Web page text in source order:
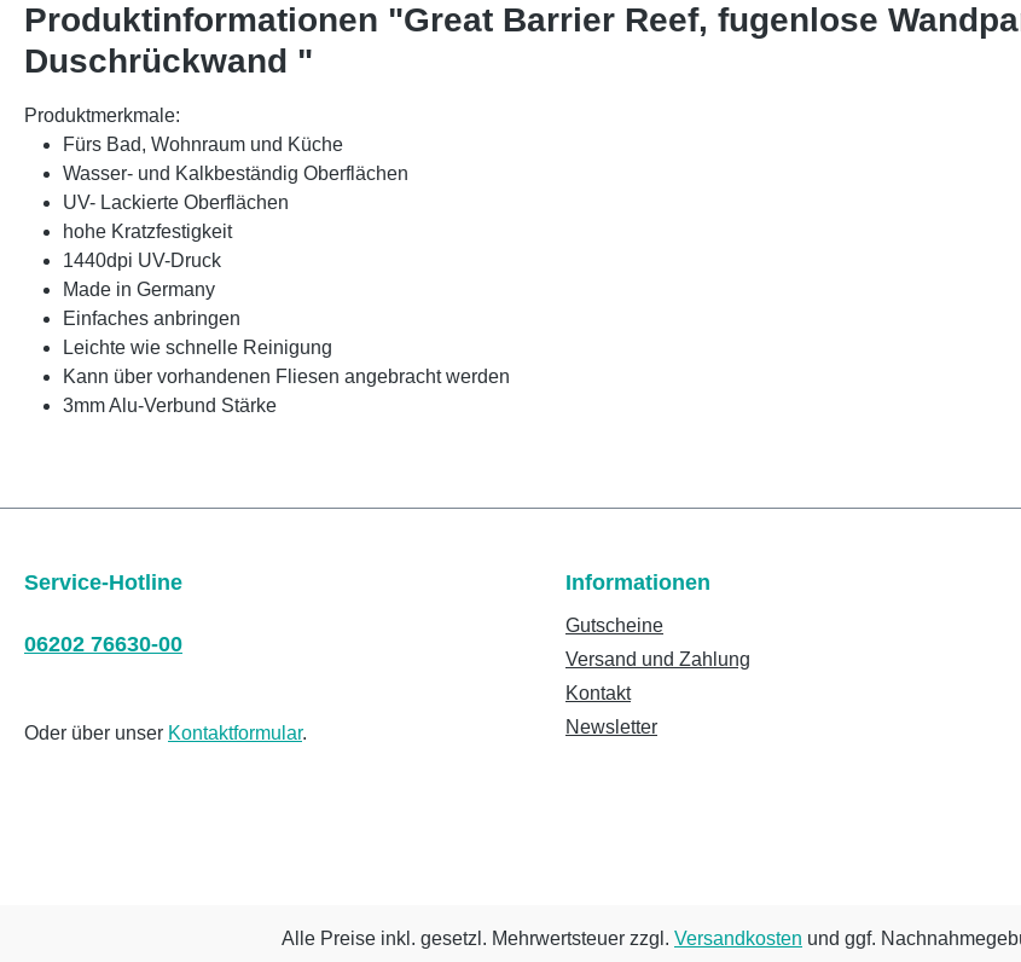
Produktinformationen "Great Barrier Reef, fugenlose
Duschrückwand "
Produktmerkmale:
Fürs Bad, Wohnraum und Küche
Wasser- und Kalkbeständig Oberflächen
UV- Lackierte Oberflächen
hohe Kratzfestigkeit
1440dpi UV-Druck
Made in Germany
Einfaches anbringen
Leichte wie schnelle Reinigung
Kann über vorhandenen Fliesen angebracht werden
3mm Alu-Verbund Stärke
Service-Hotline
06202 76630-00
Oder über unser Kontaktformular.
Informationen
Gutscheine
Versand und Zahlung
Kontakt
Newsletter
Alle Preise inkl. gesetzl. Mehrwertsteuer zzgl. Versandkosten und ggf.